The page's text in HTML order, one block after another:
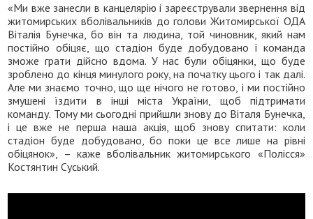
«Ми вже занесли в канцелярію і зареєстрували звернення від
житомирських вболівальників до голови Житомирської ОДА
Віталія Бунечка, бо він та людина, той чиновник, який нам
постійно обіцяє, що стадіон буде добудовано і команда
зможе грати дійсно вдома. У нас були обіцянки, що буде
зроблено до кінця минулого року, на початку цього і так далі.
Але ми знаємо точно, що ще нічого не готово, і ми постійно
змушені їздити в інші міста України, щоб підтримати
команду. Тому ми сьогодні прийшли знову до Віталя Бунечка,
і це вже не перша наша акція, щоб знову спитати: коли
стадіон буде добудовано, бо поки це все лише на рівні
обіцянок», – каже вболівальник житомирського «Полісся»
Костянтин Суський.